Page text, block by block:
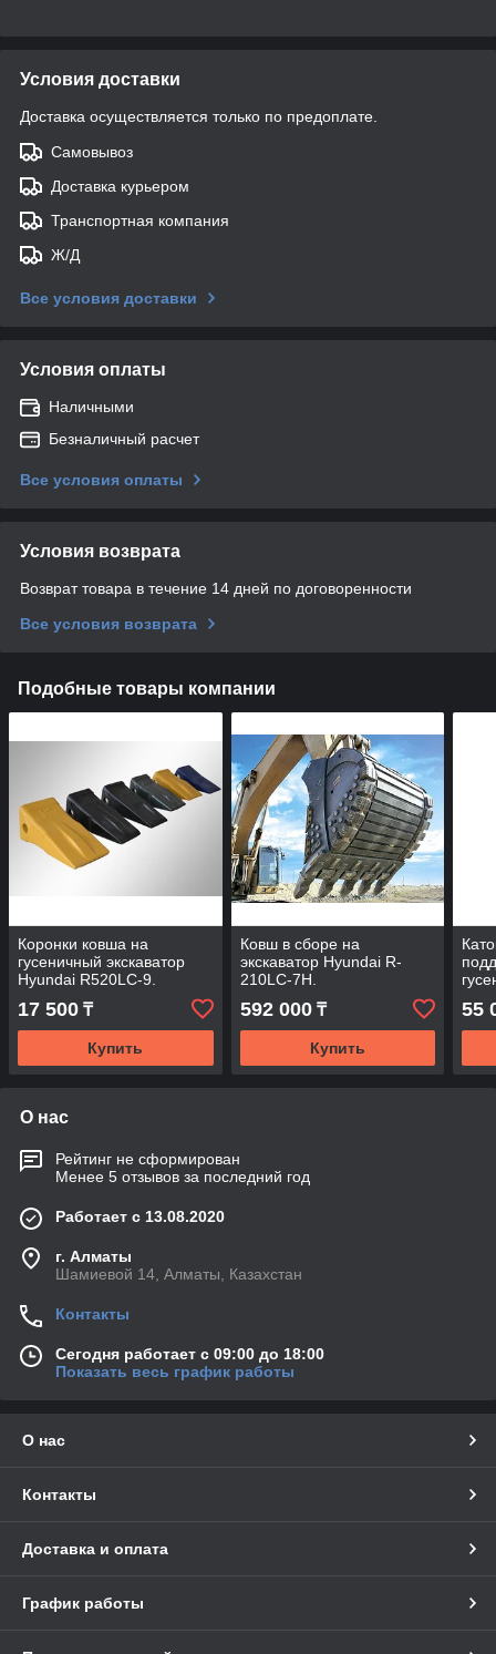
Условия доставки
Доставка осуществляется только по предоплате.
Самовывоз
Доставка курьером
Транспортная компания
Ж/Д
Все условия доставки
Условия оплаты
Наличными
Безналичный расчет
Все условия оплаты
Условия возврата
Возврат товара в течение 14 дней по договоренности
Все условия возврата
Подобные товары компании
Коронки ковша на
гусеничный экскаватор
Hyundai R520LC-9.
17 500 ₸
Купить
Ковш в сборе на
экскаватор Hyundai R-
210LC-7H.
592 000₸
Купить
55
О нас
Рейтинг не сформирован
Менее 5 отзывов за последний год
Работает с 13.08.2020
г. Алматы
Шамиевой 14, Алматы, Казахстан
Контакты
Сегодня работает с 09:00 до 18:00
Показать весь график работы
О нас
Контакты
Доставка и оплата
График работы